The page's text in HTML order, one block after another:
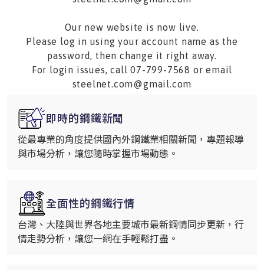
Our new website is now live.
Please log in using your account name as the
password, then change it right away.
For login issues, call 07-799-7568 or email
steelnet.com@gmail.com
即時的鋼鐵新聞
從最專業的角度提供國內外鋼鐵業相關新聞，專題報導
與市場分析，讓您隨時掌握市場動態。
全面性的鋼鐵行情
台灣、大陸與世界各地主要城市最新鋼情同步更新，行
情走勢分析，讓您一網在手輕鬆打盡。